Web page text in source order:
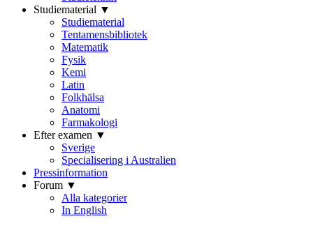
Studiematerial ▼
Studiematerial
Tentamensbibliotek
Matematik
Fysik
Kemi
Latin
Folkhälsa
Anatomi
Farmakologi
Efter examen ▼
Sverige
Specialisering i Australien
Pressinformation
Forum ▼
Alla kategorier
In English